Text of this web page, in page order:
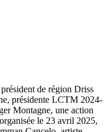
de région Driss
présidente LCTM 2024-
Montagne, une action
le 23 avril 2025,